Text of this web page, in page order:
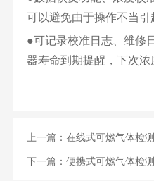
可以避免由于操作不当引
●可记录校准日志、维修
器寿命到期提醒，下次
上一篇： 在线式可燃气体检
下一篇： 便携式可燃气体检